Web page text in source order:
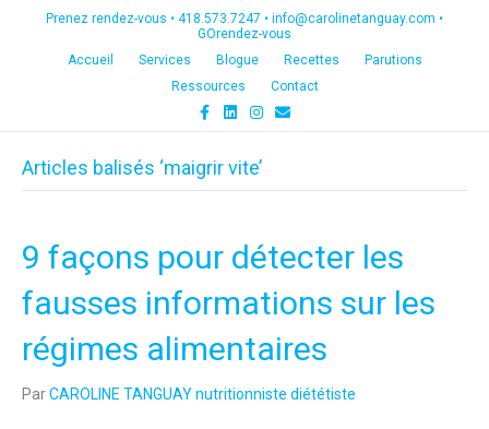
Prenez rendez-vous • 418.573.7247 • info@carolinetanguay.com •
GOrendez-vous
Accueil
Services Blogue Recettes
Parutions
Ressources
Contact
c
b
o
n
e
s
a
E
m
a
Articles balisés ‘maigrir vite’
9 façons pour détecter les
fausses informations sur les
régimes alimentaires
ParCAROLINE TANGUAY nutritionniste diététiste